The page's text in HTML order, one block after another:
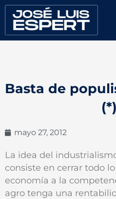
contenido
Basta de
(*)
mayo 27, 2012
La idea del
consiste en cerrar todo
economía a la
agro tenga una